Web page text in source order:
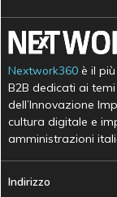
Nextwork360 è il
B2B dedicati ai
dell’Innovazione
cultura digitale e
amministrazioni
Indirizzo